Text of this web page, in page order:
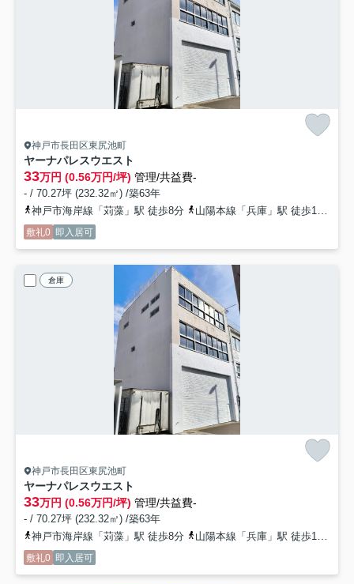
神戸市長田区東尻池町
ヤーナパレスウエスト
33万円 (0.56万円/坪) 管理/共益費-
- / 70.27坪 (232.32㎡) /築63年
神戸市海岸線「苅藻」駅 徒歩8分
山陽本線「兵庫」駅 徒歩13分
敷礼0 即入居可
倉庫
神戸市長田区東尻池町
ヤーナパレスウエスト
33万円 (0.56万円/坪) 管理/共益費-
- / 70.27坪 (232.32㎡) /築63年
神戸市海岸線「苅藻」駅 徒歩8分
山陽本線「兵庫」駅 徒歩13分
敷礼0 即入居可